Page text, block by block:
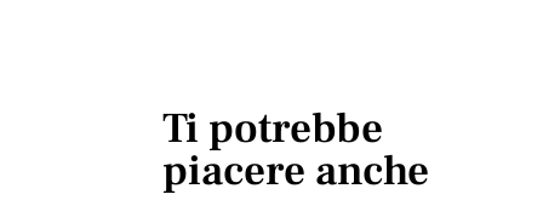
Ti potrebbe
piacere anche